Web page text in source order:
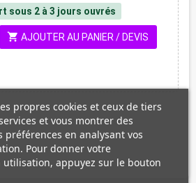
sous 2 à 3 jours ouvrés
shopping_cart AJOUTER AU PANIER / DEVIS
propres cookies et ceux de tiers
et vous montrer des
préférences en analysant vos
Pour donner votre
utilisation, appuyez sur le bouton